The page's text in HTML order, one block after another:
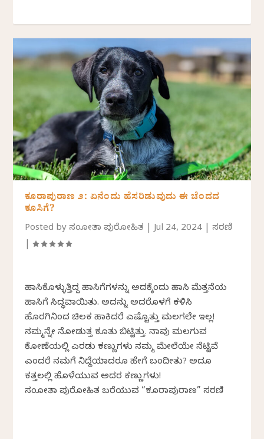
ಕೂರಾಪುರಾಣ ೨: ಏನೆಂದು ಹೆಸರಿಡುವುದು ಈ ಚೆಂದದ
ಕೂಸಿಗೆ?
Posted byಸಂಜೋತಾ ಪುರೋಹಿತ |Jul 24, 2024 |ಸರಣಿ
|
ಹಾಸಿಕೊಳ್ಳುತ್ತಿದ್ದ ಹಾಸಿಗೆಗಳನ್ನು ಅದಕ್ಕೆಂದು ಹಾಸಿ ಮೆತ್ತನೆಯ
ಹಾಸಿಗೆ ಸಿದ್ಧವಾಯಿತು. ಅದನ್ನು ಅದರೊಳಗೆ ಕಳಿಸಿ
ಹೊರಗಿನಿಂದ ಚಿಲಕ ಹಾಕಿದರೆ ಎಷ್ಟೊತ್ತು ಮಲಗಲೇ ಇಲ್ಲ!
ನಮ್ಮನ್ನೇ ನೋಡುತ್ತ ಕೂತು ಬಿಟ್ಟಿತ್ತು. ನಾವು ಮಲಗುವ
ಕೋಣೆಯಲ್ಲಿ ಎರಡು ಕಣ್ಣುಗಳು ನಮ್ಮ ಮೇಲೆಯೇ ನೆಟ್ಟಿವೆ
ಎಂದರೆ ನಮಗೆ ನಿದ್ದೆಯಾದರೂ ಹೇಗೆ ಬಂದೀತು? ಅದೂ
ಕತ್ತಲಲ್ಲಿ ಹೊಳೆಯುವ ಅದರ ಕಣ್ಣುಗಳು!
ಸಂಜೋತಾ ಪುರೋಹಿತ ಬರೆಯುವ “ಕೂರಾಪುರಾಣ” ಸರಣಿ